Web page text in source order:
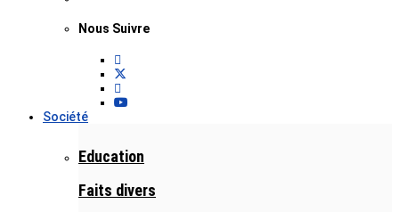
Nous Suivre
Société
Education
Faits divers